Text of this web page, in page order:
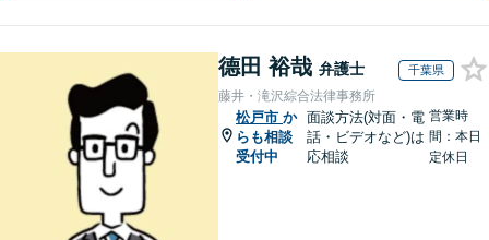
德田 裕哉 弁護士 千葉県
藤井・滝沢綜合法律事務所
松戸市 か
らも相談
受付中
面談方法(対面・電
話・ビデオなど)は
応相談
営業時
間：本日
定休日